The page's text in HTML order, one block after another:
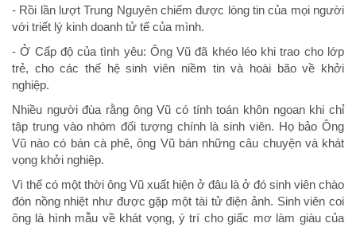
- Rồi lần lượt Trung Nguyên chiếm được lòng tin của mọi người
với triết lý kinh doanh tử tế của mình.
- Ở Cấp độ của tình yêu: Ông Vũ đã khéo léo khi trao cho lớp
trẻ, cho các thế hệ sinh viên niềm tin và hoài bão về khởi
nghiệp.
Nhiều người đùa rằng ông Vũ có tính toán khôn ngoan khi chỉ
tập trung vào nhóm đối tượng chính là sinh viên. Họ bảo Ông
Vũ nào có bán cà phê, ông Vũ bán những câu chuyện và khát
vọng khởi nghiệp.
Vì thế có một thời ông Vũ xuất hiện ở đâu là ở đó sinh viên chào
đón nồng nhiệt như được gặp một tài tử điện ảnh. Sinh viên coi
ông là hình mẫu về khát vọng, ý trí cho giấc mơ làm giàu của